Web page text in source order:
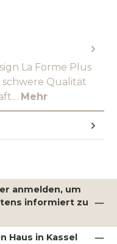
La Forme Plus
schwere Qualität
Mehr
anmelden, um
informiert zu
Haus in Kassel